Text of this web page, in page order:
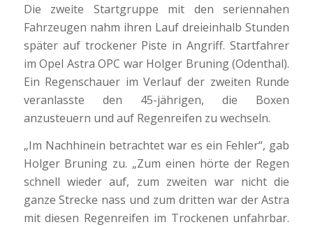
Die zweite Startgruppe mit den seriennahen
Fahrzeugen nahm ihren Lauf dreieinhalb Stunden
später auf trockener Piste in Angriff. Startfahrer
im Opel Astra OPC war Holger Bruning (Odenthal).
Ein Regenschauer im Verlauf der zweiten Runde
veranlasste den 45-jährigen, die Boxen
anzusteuern und auf Regenreifen zu wechseln.
„Im Nachhinein betrachtet war es ein Fehler“, gab
Holger Bruning zu. „Zum einen hörte der Regen
schnell wieder auf, zum zweiten war nicht die
ganze Strecke nass und zum dritten war der Astra
mit diesen Regenreifen im Trockenen unfahrbar.